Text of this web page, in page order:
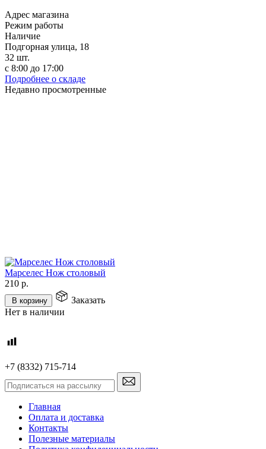
Адрес магазина
Режим работы
Наличие
Подгорная улица, 18
32 шт.
с 8:00 до 17:00
Подробнее о складе
Недавно просмотренные
Марселес Нож столовый
210 р.
В корзину
Заказать
Нет в наличии
+7 (8332) 715-714
Главная
Оплата и доставка
Контакты
Полезные материалы